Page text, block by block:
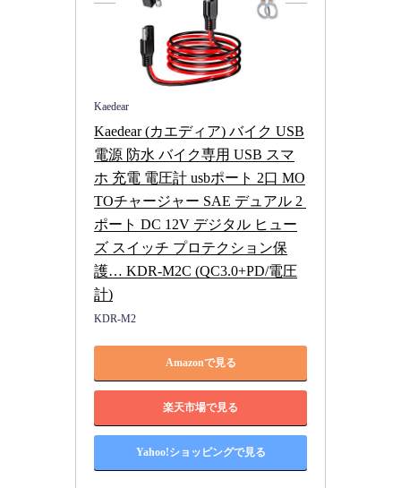
Kaedear
Kaedear (カエディア) バイク USB
電源 防水 バイク専用 USB スマ
ホ 充電 電圧計 usbポート 2口 MO
TOチャージャー SAE デュアル 2
ポート DC 12V デジタル ヒュー
ズ スイッチ プロテクション保
護… KDR-M2C (QC3.0+PD/電圧
計)
KDR-M2
Amazonで見る
楽天市場で見る
Yahoo!ショッピングで見る